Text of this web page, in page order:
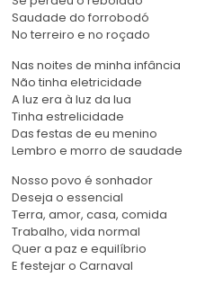
Saudade do forrobodó
No terreiro e no roçado
Nas noites de minha infância
Não tinha eletricidade
A luz era à luz da lua
Tinha estrelicidade
Das festas de eu menino
Lembro e morro de saudade
Nosso povo é sonhador
Deseja o essencial
Terra, amor, casa, comida
Trabalho, vida normal
Quer a paz e equilíbrio
E festejar o Carnaval